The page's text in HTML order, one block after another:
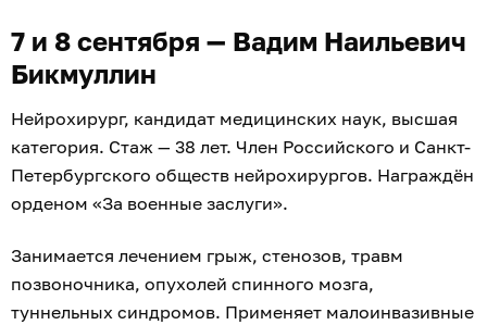
7 и 8 сентября — Вадим Наильевич
Бикмуллин
Нейрохирург, кандидат медицинских наук, высшая
категория. Стаж — 38 лет. Член Российского и Санкт-
Петербургского обществ нейрохирургов. Награждён
орденом «За военные заслуги».
Занимается лечением грыж, стенозов, травм
позвоночника, опухолей спинного мозга,
туннельных синдромов. Применяет малоинвазивные